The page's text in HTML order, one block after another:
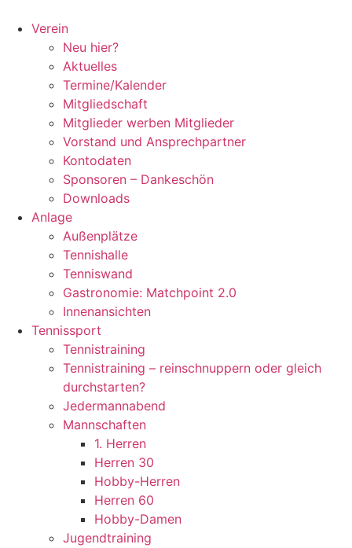
Inhalt
springen
Verein
Neu hier?
Aktuelles
Termine/Kalender
Mitgliedschaft
Mitglieder werben Mitglieder
Vorstand und Ansprechpartner
Kontodaten
Sponsoren – Dankeschön
Downloads
Anlage
Außenplätze
Tennishalle
Tenniswand
Gastronomie: Matchpoint 2.0
Innenansichten
Tennissport
Tennistraining
Tennistraining – reinschnuppern oder gleich
durchstarten?
Jedermannabend
Mannschaften
1. Herren
Herren 30
Hobby-Herren
Herren 60
Hobby-Damen
Jugendtraining